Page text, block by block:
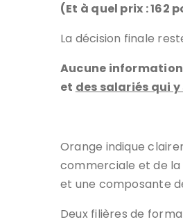
(Et à quel prix : 162
La décision finale
Aucune information
et des salariés qui
Orange indique
commerciale et de
et une composante
Deux filières de